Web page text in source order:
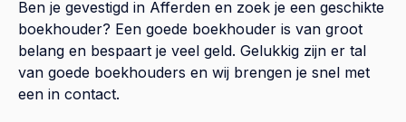
Ben je gevestigd in Afferden en zoek je een geschikte
boekhouder? Een goede boekhouder is van groot
belang en bespaart je veel geld. Gelukkig zijn er tal
van goede boekhouders en wij brengen je snel met
een in contact.